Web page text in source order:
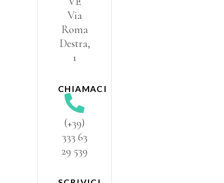
Via
Roma
Destra,
1
CHIAMACI
(+39)
333 63
29 539